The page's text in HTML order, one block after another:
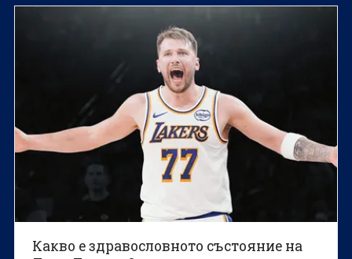
Какво е здравословното състояние на